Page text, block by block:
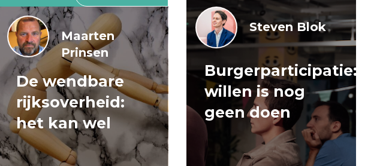
Maarten
Prinsen
De wendbare
rijksoverheid:
het kan wel
Steven Blok
Burgerparticipatie:
willen is nog
geen doen